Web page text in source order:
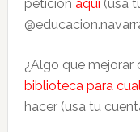
petición aquí (usa
¿Algo que
biblioteca para
hacer (usa tu